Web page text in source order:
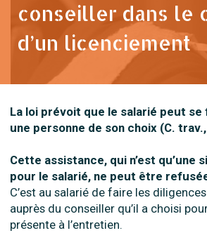
conseiller dans le
d’un licenciement
La loi prévoit que le salarié peut
une personne de son choix (C.
Cette assistance, qui n’est qu’une
pour le salarié, ne peut être
C’est au salarié de faire les
auprès du conseiller qu’il a choisi
présente à l’entretien.